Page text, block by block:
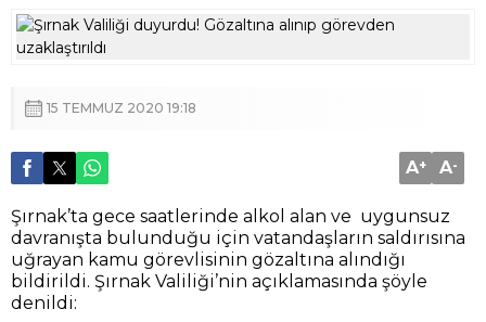
15 TEMMUZ 2020 19:18
A+ A-
Şırnak’ta gece saatlerinde alkol alan ve uygunsuz
davranışta bulunduğu için vatandaşların saldırısına
uğrayan kamu görevlisinin gözaltına alındığı
bildirildi. Şırnak Valiliği’nin açıklamasında şöyle
denildi: